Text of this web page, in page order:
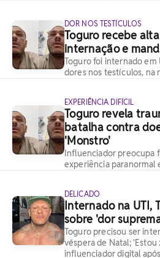
DOR NOS TESTÍCULOS
Toguro recebe
internação e
Toguro foi internado em
dores nos testículos, na
EXPERIÊNCIA DIFÍCIL
Toguro revela
batalha contra
'Monstro'
Influenciador preocupa
experiência paranormal
DELICADO
Internado na UTI,
sobre 'dor
Toguro precisou ser
véspera de Natal; 'Estou
influenciador digital